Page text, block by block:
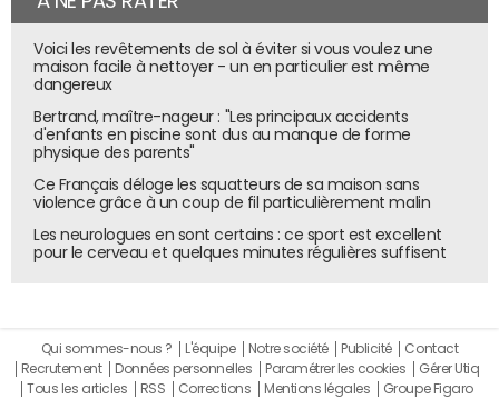
Voici les revêtements de sol à éviter si vous voulez une
maison facile à nettoyer - un en particulier est même
dangereux
Bertrand, maître-nageur : "Les principaux accidents
d'enfants en piscine sont dus au manque de forme
physique des parents"
Ce Français déloge les squatteurs de sa maison sans
violence grâce à un coup de fil particulièrement malin
Les neurologues en sont certains : ce sport est excellent
pour le cerveau et quelques minutes régulières suffisent
Qui sommes-nous ? L'équipe Notre société Publicité
Contact
Recrutement
Données personnelles Paramétrer les cookies
Gérer Utiq
Tous les articles
RSS Corrections Mentions légales Groupe Figaro